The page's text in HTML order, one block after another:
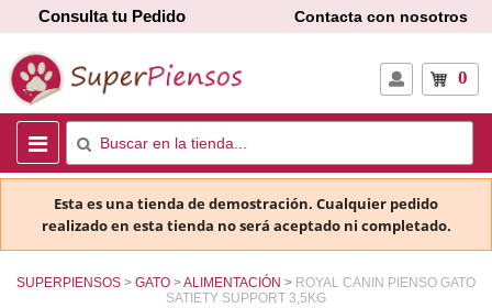
Consulta tu Pedido Contacta con nosotros
0
Esta es una tienda de demostración. Cualquier pedido
realizado en esta tienda no será aceptado ni completado.
SUPERPIENSOS GATO ALIMENTACIÓN
ROYAL CANIN PIENSO GATO
SATIETY SUPPORT 3,5KG